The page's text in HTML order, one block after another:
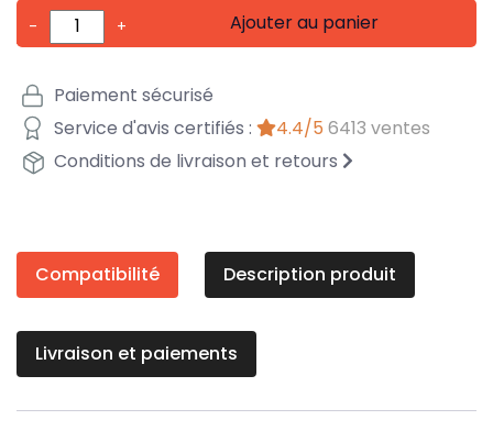
- + Ajouter au panier
Paiement sécurisé
Service d'avis certifiés :
4.4/5 6413 ventes
Conditions de livraison et retours
Compatibilité Description produit
Livraison et paiements